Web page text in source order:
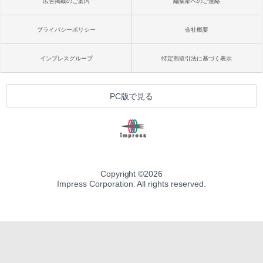
プライバシーポリシー 会社概要
インプレスグループ 特定商取引法に基づく表示
PC版で見る
Copyright ©2026
Impress Corporation. All rights reserved.